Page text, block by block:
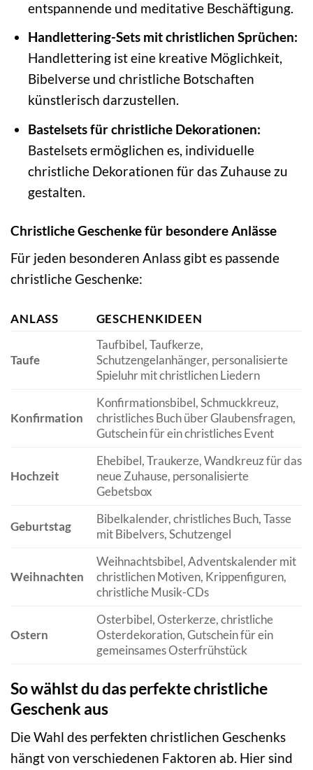
entspannende und meditative Beschäftigung.
Handlettering-Sets mit christlichen Sprüchen:
Handlettering ist eine kreative Möglichkeit,
Bibelverse und christliche Botschaften
künstlerisch darzustellen.
Bastelsets für christliche Dekorationen:
Bastelsets ermöglichen es, individuelle
christliche Dekorationen für das Zuhause zu
gestalten.
Christliche Geschenke für besondere Anlässe
Für jeden besonderen Anlass gibt es passende
christliche Geschenke:
ANLASS GESCHENKIDEEN
Taufe
Taufbibel, Taufkerze,
Schutzengelanhänger, personalisierte
Spieluhr mit christlichen Liedern
Konfirmation
Konfirmationsbibel, Schmuckkreuz,
christliches Buch über Glaubensfragen,
Gutschein für ein christliches Event
Hochzeit
Ehebibel, Traukerze, Wandkreuz für das
neue Zuhause, personalisierte
Gebetsbox
Geburtstag
Bibelkalender, christliches Buch, Tasse
mit Bibelvers, Schutzengel
Weihnachten
Weihnachtsbibel, Adventskalender mit
christlichen Motiven, Krippenfiguren,
christliche Musik-CDs
Ostern
Osterbibel, Osterkerze, christliche
Osterdekoration, Gutschein für ein
gemeinsames Osterfrühstück
So wählst du das perfekte christliche
Geschenk aus
Die Wahl des perfekten christlichen Geschenks
hängt von verschiedenen Faktoren ab. Hier sind